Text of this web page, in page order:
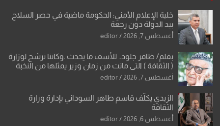
خلية الإعلام الأمني: الحكومة ماضية في حصر السلاح
بيد الدولة دون رجعة
أغسطس 7, 2026 editor
بقلم/ ظافر جلود.. للأسف ما يحدث .وكاننا نرشح لوزارة
( الثقافة ) التي ماتت من زمان وزير يمثلها من النخبة
والإرث العظيم للثقافة العراقية..
أغسطس 7, 2026 editor
الزيدي يكلّف قاسم طاهر السوداني بإدارة وزارة
الثقافة
أغسطس 6, 2026 editor